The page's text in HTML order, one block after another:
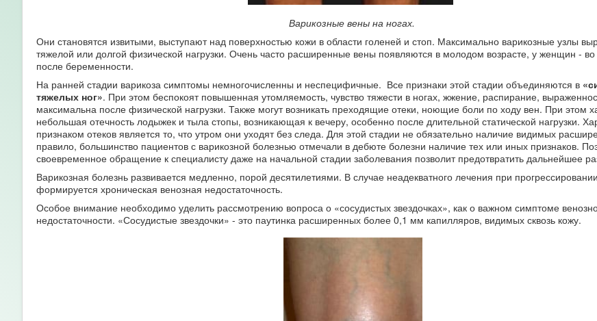
Варикозные вены на ногах.
Они становятся извитыми, выступают над поверхностью кожи в области голеней и стоп. Максимально варикозные узлы
тяжелой или долгой физической нагрузки. Очень часто расширенные вены появляются в молодом возрасте, у женщин -
после беременности.
На ранней стадии варикоза симптомы немногочисленны и неспецифичные. Все признаки этой стадии объединяются в
тяжелых ног». При этом беспокоят повышенная утомляемость, чувство тяжести в ногах, жжение, распирание,
максимальна после физической нагрузки. Также могут возникать преходящие отеки, ноющие боли по ходу вен. При этом
небольшая отечность лодыжек и тыла стопы, возникающая к вечеру, особенно после длительной статической нагрузки.
признаком отеков является то, что утром они уходят без следа. Для этой стадии не обязательно наличие видимых
правило, большинство пациентов с варикозной болезнью отмечали в дебюте болезни наличие тех или иных признаков.
своевременное обращение к специалисту даже на начальной стадии заболевания позволит предотвратить дальнейшее
Варикозная болезнь развивается медленно, порой десятилетиями. В случае неадекватного лечения при
формируется хроническая венозная недостаточность.
Особое внимание необходимо уделить рассмотрению вопроса о «сосудистых звездочках», как о важном симптоме
недостаточности. «Сосудистые звездочки» - это паутинка расширенных более 0,1 мм капилляров, видимых сквозь кожу.